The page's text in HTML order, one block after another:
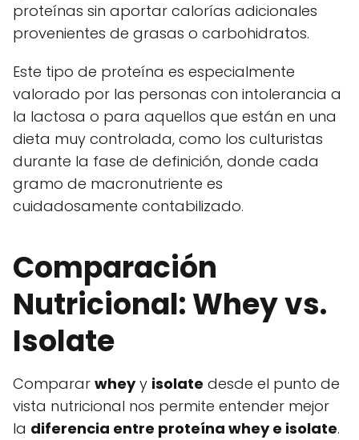
proteínas sin aportar calorías adicionales
provenientes de grasas o carbohidratos.
Este tipo de proteína es especialmente
valorado por las personas con intolerancia a
la lactosa o para aquellos que están en una
dieta muy controlada, como los culturistas
durante la fase de definición, donde cada
gramo de macronutriente es
cuidadosamente contabilizado.
Comparación
Nutricional: Whey vs.
Isolate
Comparar wheyy isolate desde el punto de
vista nutricional nos permite entender mejor
la diferencia entre proteína whey e isolate.